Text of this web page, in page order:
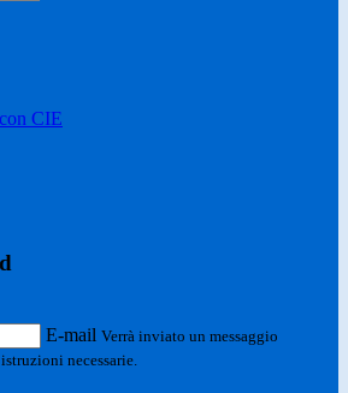
CIE
E-mail Verrà inviato un messaggio
necessarie.